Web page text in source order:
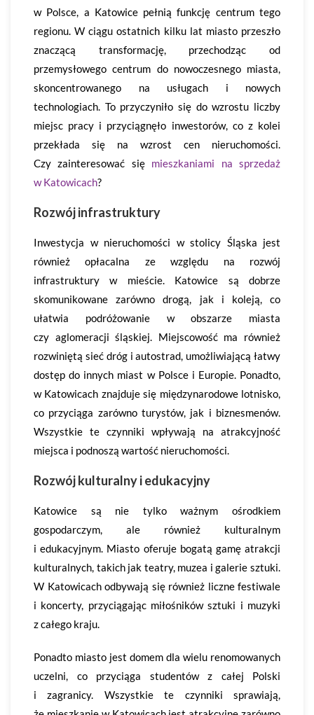
w Polsce, a Katowice pełnią funkcję centrum tego
regionu. W ciągu ostatnich kilku lat miasto przeszło
znaczącą transformację, przechodząc od
przemysłowego centrum do nowoczesnego miasta,
skoncentrowanego na usługach i nowych
technologiach. To przyczyniło się do wzrostu liczby
miejsc pracy i przyciągnęło inwestorów, co z kolei
przekłada się na wzrost cen nieruchomości.
Czy zainteresować się mieszkaniami na sprzedaż
w Katowicach?
Rozwój infrastruktury
Inwestycja w nieruchomości w stolicy Śląska jest
również opłacalna ze względu na rozwój
infrastruktury w mieście. Katowice są dobrze
skomunikowane zarówno drogą, jak i koleją, co
ułatwia podróżowanie w obszarze miasta
czy aglomeracji śląskiej. Miejscowość ma również
rozwiniętą sieć dróg i autostrad, umożliwiającą łatwy
dostęp do innych miast w Polsce i Europie. Ponadto,
w Katowicach znajduje się międzynarodowe lotnisko,
co przyciąga zarówno turystów, jak i biznesmenów.
Wszystkie te czynniki wpływają na atrakcyjność
miejsca i podnoszą wartość nieruchomości.
Rozwój kulturalny i edukacyjny
Katowice są nie tylko ważnym ośrodkiem
gospodarczym, ale również kulturalnym
i edukacyjnym. Miasto oferuje bogatą gamę atrakcji
kulturalnych, takich jak teatry, muzea i galerie sztuki.
W Katowicach odbywają się również liczne festiwale
i koncerty, przyciągając miłośników sztuki i muzyki
z całego kraju.
Ponadto miasto jest domem dla wielu renomowanych
uczelni, co przyciąga studentów z całej Polski
i zagranicy. Wszystkie te czynniki sprawiają,